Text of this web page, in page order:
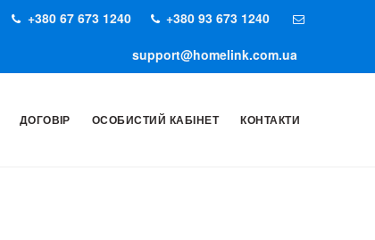
+380 67 673 1240 +380 93 673 1240
support@homelink.com.ua
ДОГОВІР ОСОБИСТИЙ КАБІНЕТ КОНТАКТИ